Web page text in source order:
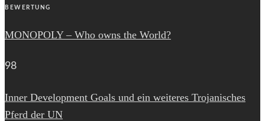
BEWERTUNG
MONOPOLY – Who owns the World?
98
Inner Development Goals und ein weiteres Trojanisches
Pferd der UN